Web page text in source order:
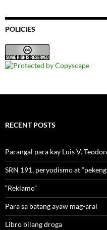
POLICIES
RECENT POSTS
Parangal para kay Luis V.
SRN 191, peryodismo at
“Reklamo”
Para sa batang ayaw mag-aral
Libro bilang droga